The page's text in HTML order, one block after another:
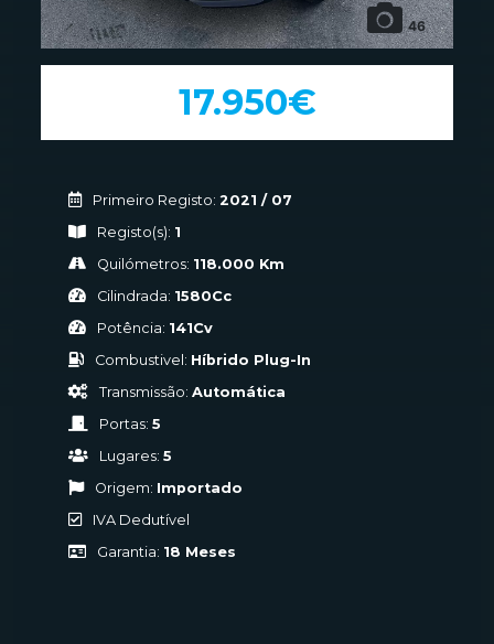
46
17.950€
Primeiro Registo:2021 / 07
Registo(s): 1
Quilómetros: 118.000 Km
Cilindrada: 1580Cc
Potência: 141Cv
Combustivel: Híbrido Plug-In
Transmissão:Automática
Portas:5
Lugares:5
Origem: Importado
IVA Dedutível
Garantia: 18 Meses